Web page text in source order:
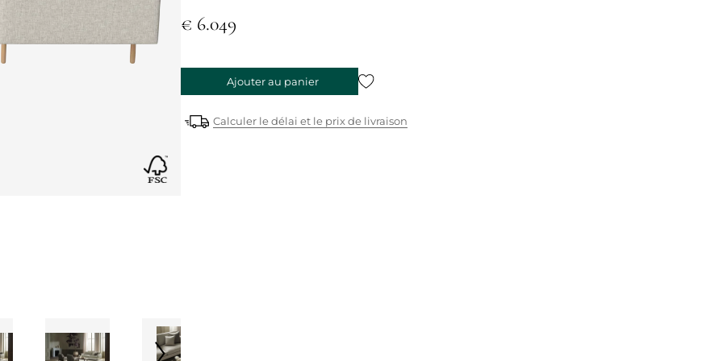
€ 6.049
Ajouter au panier
Calculer le délai et le prix de livraison